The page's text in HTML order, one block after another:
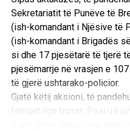
Sekretariatit të Punëve të
(ish-komandant i Njësive të
(ish-komandant i Brigadës
si dhe 17 pjesëtarë të tjerë
pjesëmarrje në vrasjen e
të gjerë ushtarako-policior.
Gjatë këtij aksioni, të